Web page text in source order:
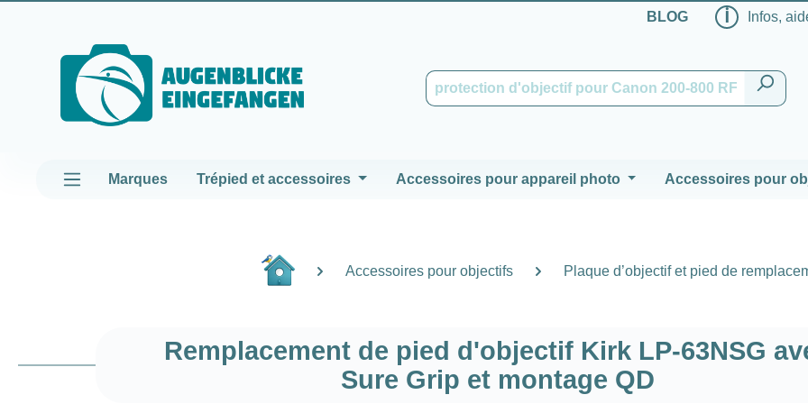
BLOG ℹ Infos,
Marques Trépied et accessoires Accessoires pour appareil photo Accessoires pour
Accessoires pour objectifs Plaque d’objectif et pied de
Remplacement de pied d'objectif Kirk LP-63NSG
Sure Grip et montage QD